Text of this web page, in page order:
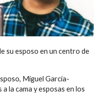
su esposo en un centro de
Miguel García-
la cama y esposas en los